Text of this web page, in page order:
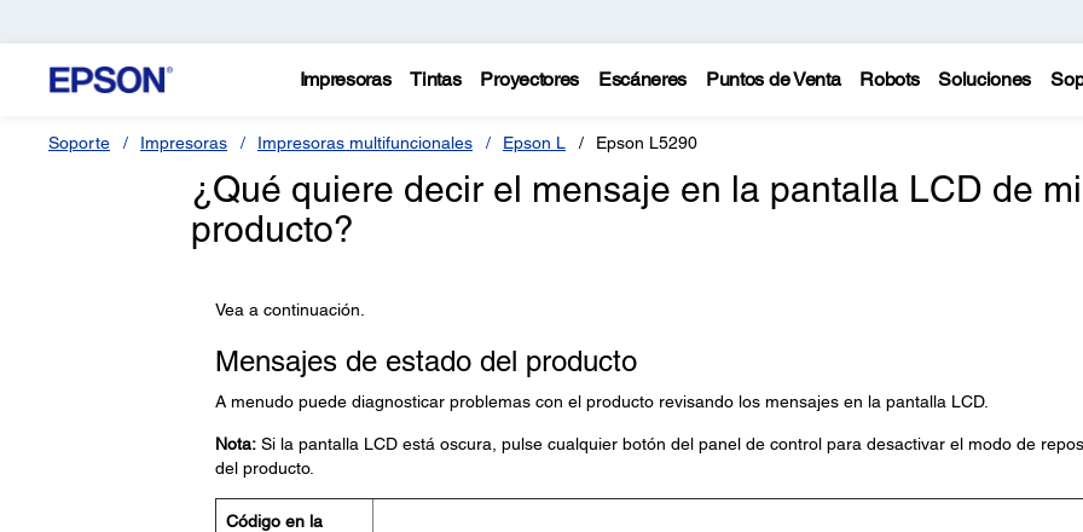
Impresoras Tintas Proyectores Escáneres Puntos de Venta Robots Soluciones
Soporte Impresoras Impresoras multifuncionales Epson L Epson L5290
¿Qué quiere decir el mensaje en la pantalla LCD de mi
producto?
Vea a continuación.
Mensajes de estado del producto
A menudo puede diagnosticar problemas con el producto revisando los mensajes en la pantalla LCD.
Nota:Si la pantalla LCD está oscura, pulse cualquier botón del panel de control para desactivar el modo de
del producto.
Código en la